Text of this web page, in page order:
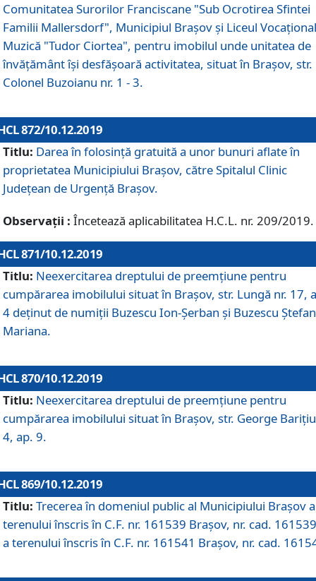
Comunitatea Surorilor Franciscane "Sub Ocrotirea Sfintei
Familii Mallersdorf", Municipiul Braşov şi Liceul
Muzică "Tudor Ciortea", pentru imobilul unde unitatea de
învățământ îşi desfăşoară activitatea, situat în Braşov, str.
Colonel Buzoianu nr. 1 - 3.
872/10.12.2019
Titlu: Darea în folosinţă gratuită a unor bunuri aflate în
proprietatea Municipiului Braşov, către Spitalul Clinic
Judeţean de Urgenţă Braşov.
Observații : Încetează aplicabilitatea H.C.L. nr. 209/2019.
871/10.12.2019
Titlu: Neexercitarea dreptului de preemţiune pentru
cumpărarea imobilului situat în Braşov, str. Lungă nr. 17,
4 deţinut de numiţii Buzescu Ion-Şerban și Buzescu
Mariana.
870/10.12.2019
Titlu: Neexercitarea dreptului de preemţiune pentru
cumpărarea imobilului situat în Braşov, str. George
4, ap. 9.
869/10.12.2019
Titlu: Trecerea în domeniul public al Municipiului Braşov a
terenului înscris în C.F. nr. 161539 Brașov, nr. cad.
a terenului înscris în C.F. nr. 161541 Brașov, nr. cad.